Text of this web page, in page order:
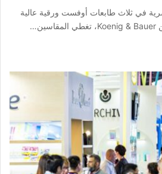
في ثلاث طابعات أوفست ورقية عالية